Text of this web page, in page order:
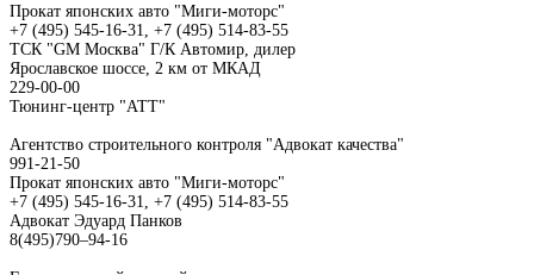
Прокат японских авто "Миги-моторс"
+7 (495) 545-16-31, +7 (495) 514-83-55
ТСК "GM Москва" Г/К Автомир, дилер
Ярославское шоссе, 2 км от МКАД
229-00-00
Тюнинг-центр "АТТ"
Агентство строительного контроля "Адвокат качества"
991-21-50
Прокат японских авто "Миги-моторс"
+7 (495) 545-16-31, +7 (495) 514-83-55
Адвокат Эдуард Панков
8(495)790–94-16